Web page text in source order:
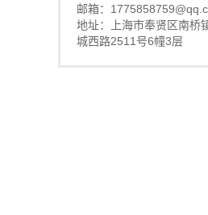
邮箱：
地址：上海市奉贤区南桥
城西路2511号6幢3层